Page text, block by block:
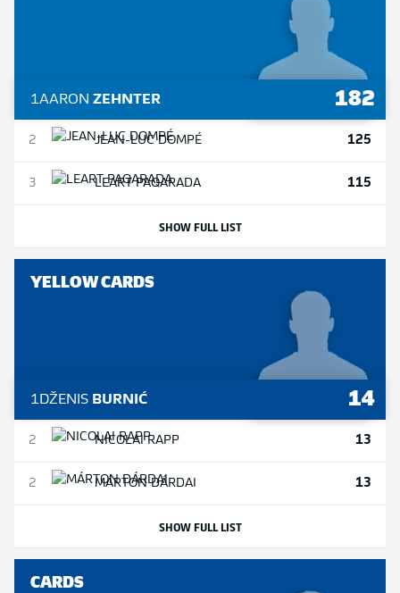
1AARON ZEHNTER 182
2 JEAN-LUCDOMPÉ 125
3 LEARTPAQARADA 115
SHOW FULL LIST
YELLOW CARDS
1DŽENIS BURNIĆ 14
2 NICOLAI RAPP 13
2 MÁRTONDÁRDAI 13
SHOW FULL LIST
CARDS